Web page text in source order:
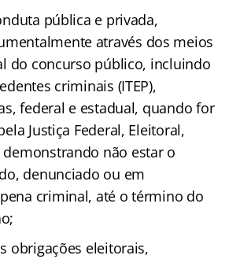
pública e privada,
através dos meios
do concurso público, incluindo
criminais (ITEP),
federal e estadual, quando for
Justiça Federal, Eleitoral,
não estar o
denunciado ou em
criminal, até o término do
obrigações eleitorais,